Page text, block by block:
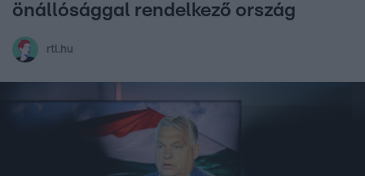
önállósággal rendelkező ország
rtl.hu